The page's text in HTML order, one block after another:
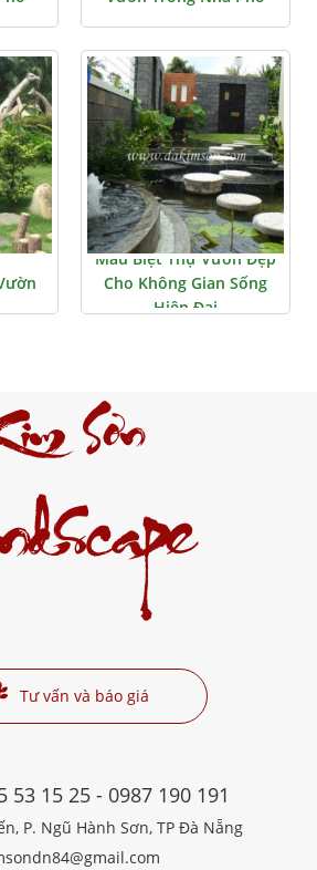
Mẫu Biệt Thự Vườn Đẹp
Cho Không Gian Sống
Hiện Đại
Sơn
Tư vấn và báo giá
53 15 25- 0987 190 191
P. Ngũ Hành Sơn, TP Đà Nẵng